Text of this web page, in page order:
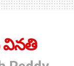
వినతి